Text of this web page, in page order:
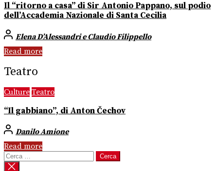
Il “ritorno a casa” di Sir Antonio Pappano, sul podio
dell’Accademia Nazionale di Santa Cecilia
Elena D’Alessandri e Claudio Filippello
Read more
Teatro
Culture Teatro
“Il gabbiano”, di Anton Čechov
Danilo Amione
Read more
Ricerca
per: